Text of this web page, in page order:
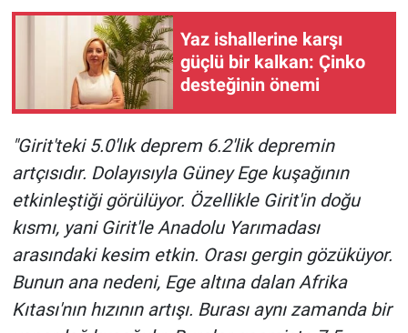
Yaz ishallerine karşı
güçlü bir kalkan: Çinko
desteğinin önemi
"Girit'teki 5.0'lık deprem 6.2'lik depremin
artçısıdır. Dolayısıyla Güney Ege kuşağının
etkinleştiği görülüyor. Özellikle Girit'in doğu
kısmı, yani Girit'le Anadolu Yarımadası
arasındaki kesim etkin. Orası gergin gözüküyor.
Bunun ana nedeni, Ege altına dalan Afrika
Kıtası'nın hızının artışı. Burası aynı zamanda bir
Türkiye'nin Gündemi
Yerel Gündem
Yerel Yaşam
Canlı Yayın